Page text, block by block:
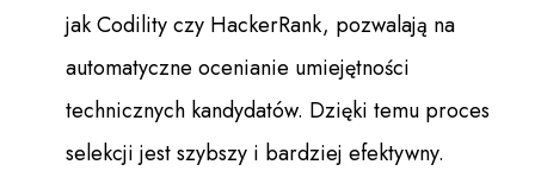
jak Codility czy HackerRank, pozwalają na
automatyczne ocenianie umiejętności
technicznych kandydatów. Dzięki temu proces
selekcji jest szybszy i bardziej efektywny.